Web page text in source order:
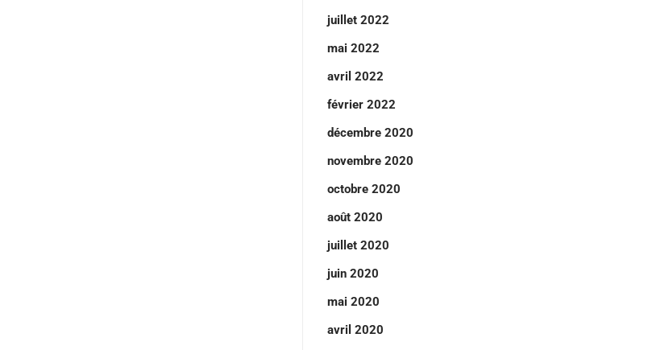
juillet 2022
mai 2022
avril 2022
février 2022
décembre 2020
novembre 2020
octobre 2020
août 2020
juillet 2020
juin 2020
mai 2020
avril 2020